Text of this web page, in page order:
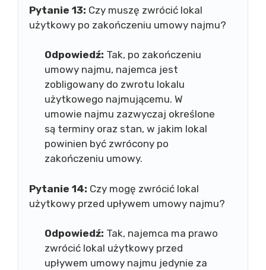
Pytanie 13: Czy muszę zwrócić lokal
użytkowy po zakończeniu umowy najmu?
Odpowiedź: Tak, po zakończeniu
umowy najmu, najemca jest
zobligowany do zwrotu lokalu
użytkowego najmującemu. W
umowie najmu zazwyczaj określone
są terminy oraz stan, w jakim lokal
powinien być zwrócony po
zakończeniu umowy.
Pytanie 14: Czy mogę zwrócić lokal
użytkowy przed upływem umowy najmu?
Odpowiedź: Tak, najemca ma prawo
zwrócić lokal użytkowy przed
upływem umowy najmu jedynie za